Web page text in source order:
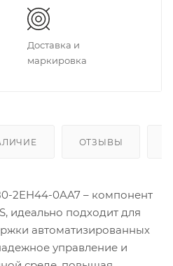
Доставка и
маркировка
ОТЗЫВЫ
2EH44-0AA7 – компонент
идеально подходит для
автоматизированных
управление и